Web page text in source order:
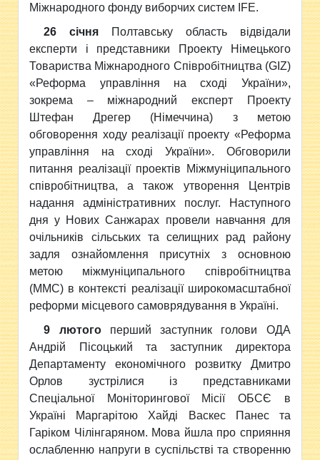
Міжнародного фонду виборчих систем IFE.
26 січня Полтавську область відвідали
експерти і представники Проекту Німецького
Товариства Міжнародного Співробітництва (GIZ)
«Реформа управління на сході України»,
зокрема – міжнародний експерт Проекту
Штефан Дрегер (Німеччина) з метою
обговорення ходу реалізації проекту «Реформа
управління на сході України». Обговорили
питання реалізації проектів Міжмуніципального
співробітництва, а також утворення Центрів
надання адміністративних послуг. Наступного
дня у Нових Санжарах провели навчання для
очільників сільських та селищних рад району
задля ознайомлення присутніх з основною
метою міжмуніципального співробітництва
(ММС) в контексті реалізації широкомасштабної
реформи місцевого самоврядування в Україні.
9 лютогоперший заступник голови ОДА
Андрій Пісоцький та заступник директора
Департаменту економічного розвитку Дмитро
Орлов зустрілися із представниками
Спеціальної Моніторингової Місії ОБСЄ в
Україні Маргарітою Хайді Васкес Панес та
Гаріком Чілінгаряном. Мова йшла про сприяння
ослабленню напруги в суспільстві та створенню